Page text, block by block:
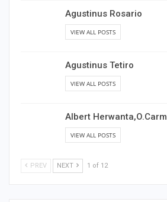
Agustinus Rosario
VIEW ALL POSTS
Agustinus Tetiro
VIEW ALL POSTS
Albert Herwanta,O.Carm
VIEW ALL POSTS
PREV NEXT 1 of 12